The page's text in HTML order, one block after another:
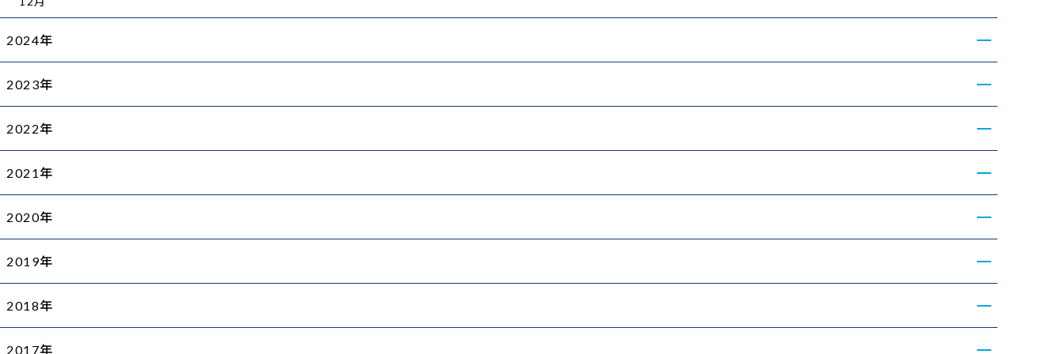
2024年
2023年
2022年
2021年
2020年
2019年
2018年
2017年